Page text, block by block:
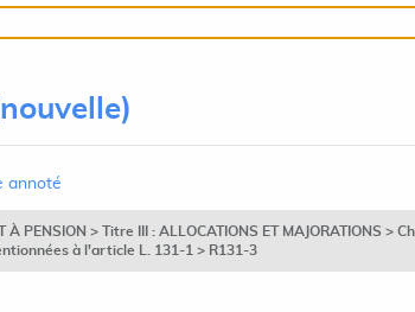
annoté
À PENSION > Titre III : ALLOCATIONS ET MAJORATIONS
à l'article L. 131-1 > R131-3